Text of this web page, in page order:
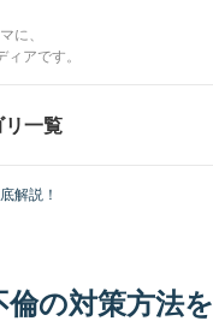
に、
アです。
リ一覧
解説！
倫の対策方法を